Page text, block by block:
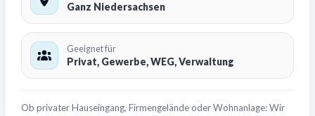
Ganz Niedersachsen
Geeignet für
Privat, Gewerbe, WEG, Verwaltung
Ob privater Hauseingang, Firmengelände oder Wohnanlage: Wir